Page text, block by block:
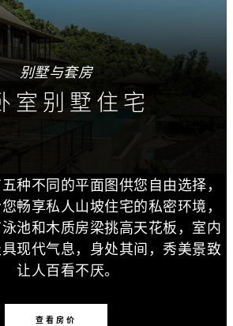
别墅与套房
室别墅住宅
种不同的平面图供您自由选择，
畅享私人山坡住宅的私密环境，
池和木质房梁挑高天花板，室内
现代气息，身处其间，秀美景致
让人百看不厌。
查看房价